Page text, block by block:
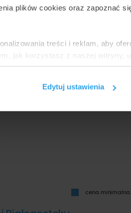
plików cookies oraz zapoznać
treści i reklam, aby
jak korzystasz z naszej witryny,
połączyć te informacje z
Edytuj ustawienia
ceny najpopularniejszych metod w
cena minimalna